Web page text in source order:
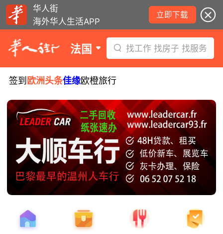
华人街
海外华人生活APP
立即下载
法国 找工作 找房子 找服务
签到 欧洲头条佳缘欧橙旅行